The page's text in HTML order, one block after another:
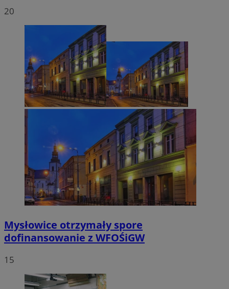
20
Mysłowice otrzymały spore
dofinansowanie z WFOŚiGW
15